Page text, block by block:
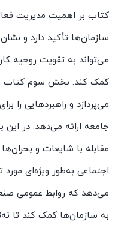
کتاب بر اهمیت مدیریت
سازمان‌ها تأکید دارد و
می‌تواند به تقویت روحیه
کمک کند. بخش سوم کتاب
می‌پردازد و راهبردهایی را
جامعه ارائه می‌دهد. در
مقابله با شایعات و
اجتماعی به‌طور ویژه‌ای
می‌دهد که روابط عمومی
به سازمان‌ها کمک کند تا